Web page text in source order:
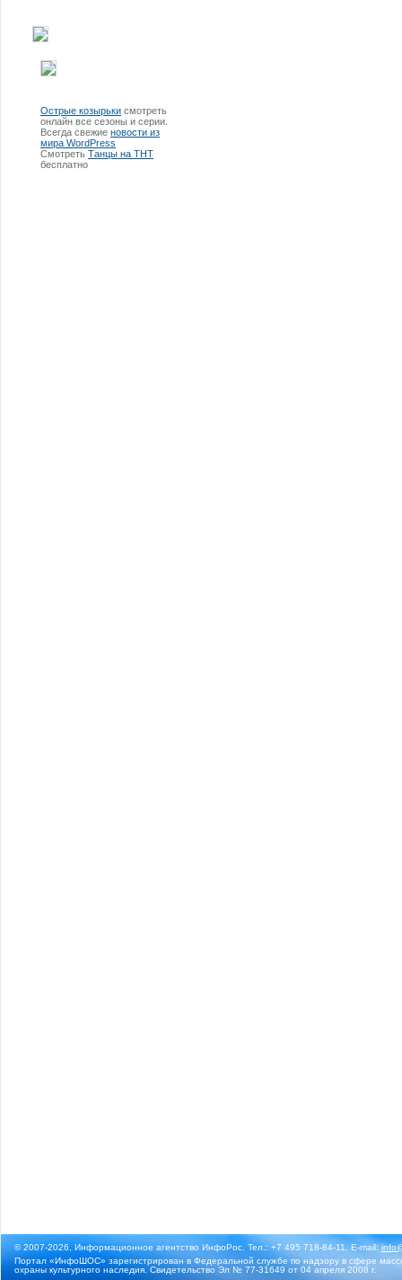
Острые козырьки смотреть
онлайн все сезоны и серии.
Всегда свежие новости из
мира WordPress
Смотреть Танцы на ТНТ
бесплатно
© 2007-2026, Информационное агентство ИнфоРос. Тел.: +7 495 718-84-11, E-mail:
Портал «ИнфоШОС» зарегистрирован в Федеральной службе по надзору в сфере
охраны культурного наследия. Свидетельство Эл № 77-31649 от 04 апреля 2008 г.